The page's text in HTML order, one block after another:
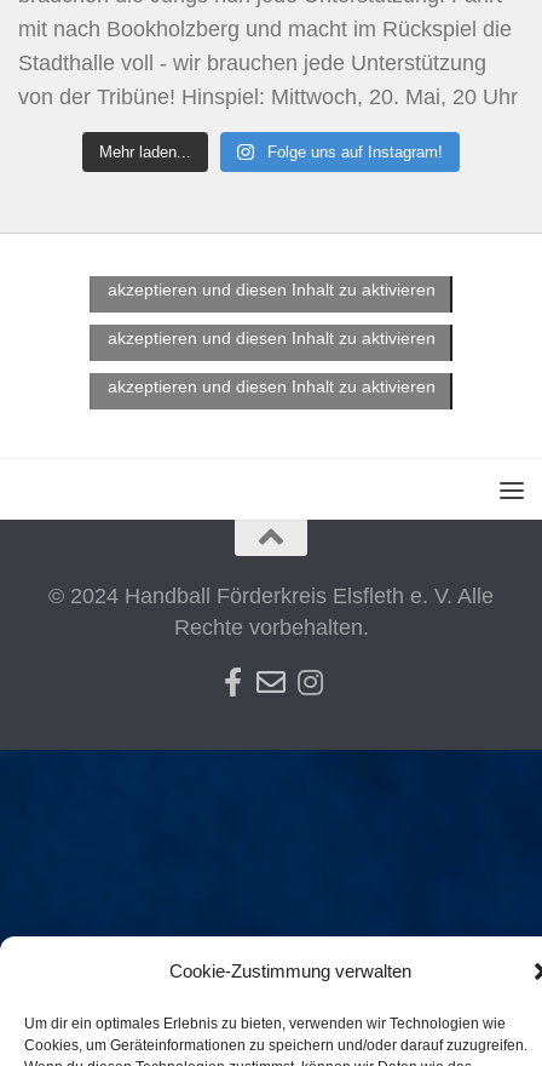
Cookie-Zustimmung verwalten
Um dir ein optimales Erlebnis zu bieten, verwenden wir Technologien wie
Cookies, um Geräteinformationen zu speichern und/oder darauf zuzugreifen.
Mehr laden... Folge uns auf Instagram!
akzeptieren und diesen Inhalt zu aktivieren
Klicke hier, um Marketing-Cookies zu
akzeptieren und diesen Inhalt zu aktivieren
Klicke hier, um Marketing-Cookies zu
akzeptieren und diesen Inhalt zu aktivieren
© 2024 Handball Förderkreis Elsfleth e. V. Alle
Rechte vorbehalten.